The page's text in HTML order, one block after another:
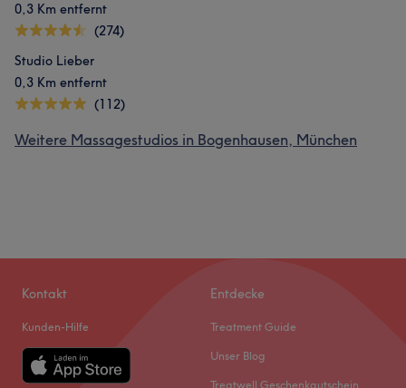
0,3 Km entfernt
(274)
Studio Lieber
0,3 Km entfernt
(112)
Weitere Massagestudios in Bogenhausen, München
Kontakt
Kunden-Hilfe
Entdecke
Treatment Guide
Unser Blog
Treatwell Geschenkgutschein